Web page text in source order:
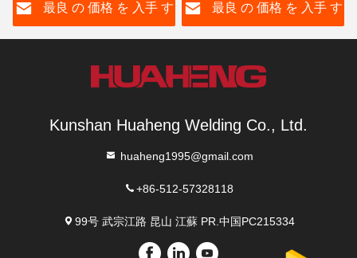
最良 の 価格 を 入手 す 最良 の 価格 を 入手 す
Kunshan Huaheng Welding Co., Ltd.
huaheng1995@gmail.com
+86-512-57328118
99号 武宗江路 昆山 江蘇 PR.中国PC215334